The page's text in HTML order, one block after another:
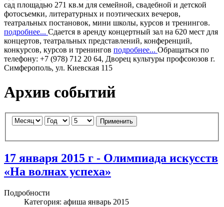
сад площадью 271 кв.м для семейной, свадебной и детской
фотосъемки, литературных и поэтических вечеров,
театральных постановок, мини школы, курсов и тренингов.
подробнее... Сдается в аренду концертный зал на 620 мест для
концертов, театральных представлений, конференций,
конкурсов, курсов и тренингов подробнее... Обращаться по
телефону: +7 (978) 712 20 64, Дворец культуры профсоюзов г.
Симферополь, ул. Киевская 115
Архив событий
Применить
17 января 2015 г - Олимпиада искусств
«На волнах успеха»
Подробности
Категория: афиша январь 2015